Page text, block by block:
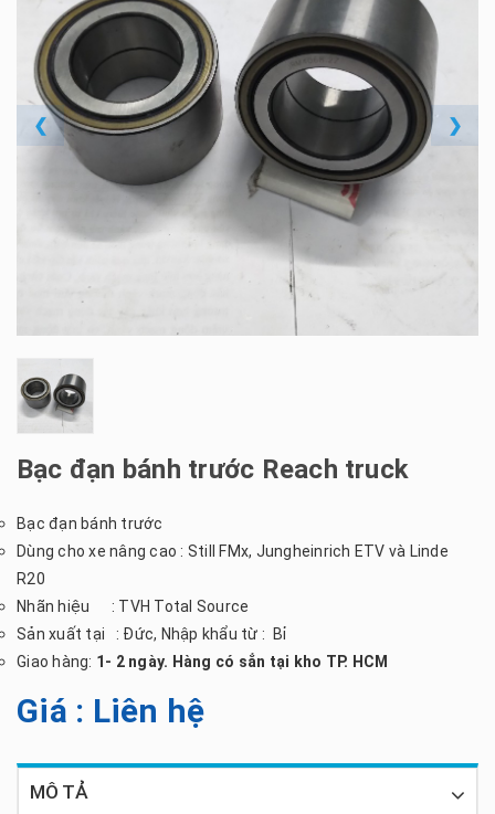
❮ ❯
Bạc đạn bánh trước Reach truck
Bạc đạn bánh trước
Dùng cho xe nâng cao : Still FMx, Jungheinrich ETV và Linde
R20
Nhãn hiệu : TVH Total Source
Sản xuất tại : Đức, Nhập khẩu từ : Bỉ
Giao hàng: 1- 2 ngày. Hàng có sẳn tại kho TP. HCM
Giá : Liên hệ
MÔ TẢ